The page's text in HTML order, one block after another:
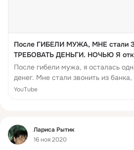
После ГИБЕЛИ МУЖА, МНЕ стали
ТРЕБОВАТЬ ДЕНЬГИ. НОЧЬЮ Я
УВИДЕЛА МУЖА...
После гибели мужа, я осталась
денег. Мне стали звонить из
задолженность. И вот однажды
наш канал 📌, жмите на
пропустить новые и интересные
YouTube
Фид
Лариса Рытик
16 ноя 2020